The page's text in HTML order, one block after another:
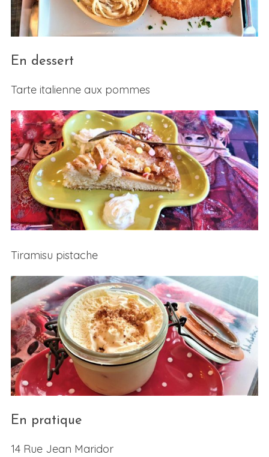
En dessert
Tarte italienne aux pommes
Tiramisu pistache
En pratique
14 Rue Jean Maridor